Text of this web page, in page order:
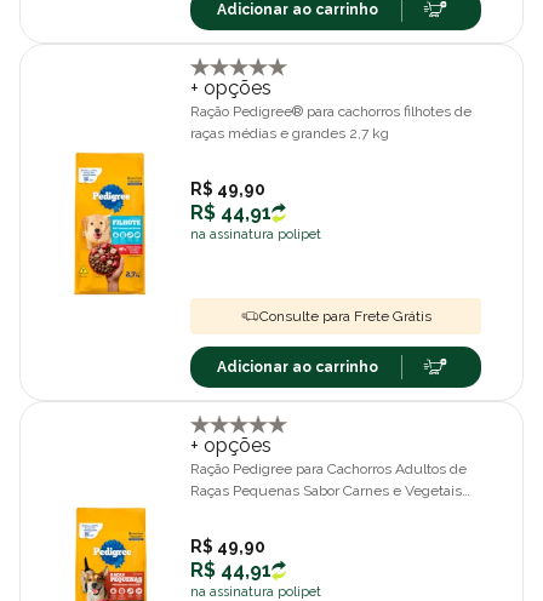
Adicionar ao carrinho
+ opções
Ração Pedigree® para cachorros filhotes de
raças médias e grandes 2,7 kg
R$ 49,90
R$ 44,91
na assinatura polipet
Consulte para Frete Grátis
Adicionar ao carrinho
+ opções
Ração Pedigree para Cachorros Adultos de
Raças Pequenas Sabor Carnes e Vegetais
R$ 49,90
R$ 44,91
na assinatura polipet